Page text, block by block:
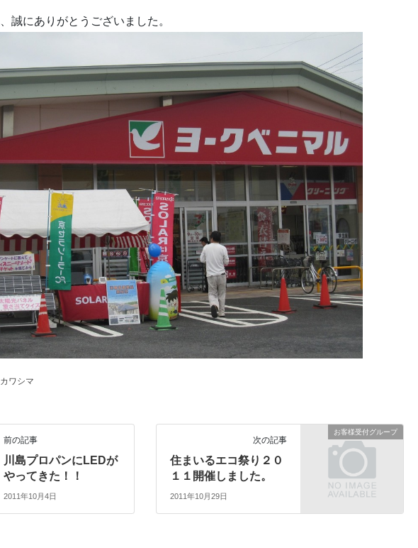
誠にありがとうございました。
ワシマ
前の記事
川島プロパンにLEDが
やってきた！！
2011年10月4日
お客様受付グループ
次の記事
住まいるエコ祭り２０
１１開催しました。
2011年10月29日